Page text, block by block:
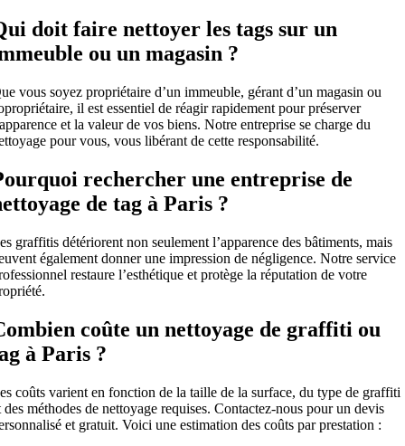
doit faire nettoyer les tags sur un
ou un magasin ?
vous soyez propriétaire d’un immeuble, gérant d’un magasin ou
il est essentiel de réagir rapidement pour préserver
et la valeur de vos biens. Notre entreprise se charge du
pour vous, vous libérant de cette responsabilité.
rechercher une entreprise de
de tag à Paris ?
graffitis détériorent non seulement l’apparence des bâtiments, mais
également donner une impression de négligence. Notre service
restaure l’esthétique et protège la réputation de votre
coûte un nettoyage de graffiti ou
à Paris ?
coûts varient en fonction de la taille de la surface, du type de graffiti
des méthodes de nettoyage requises. Contactez-nous pour un devis
et gratuit. Voici une estimation des coûts par prestation :